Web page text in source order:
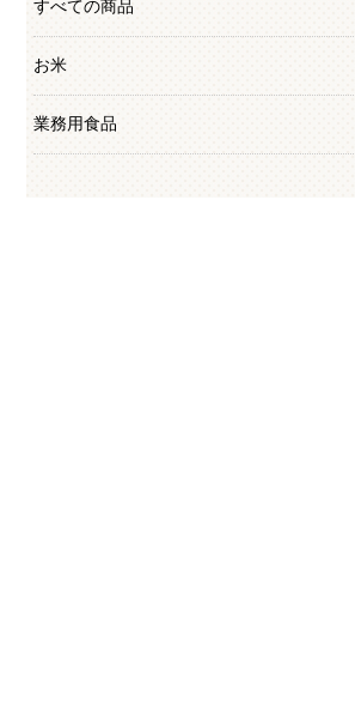
すべての商品
お米
業務用食品